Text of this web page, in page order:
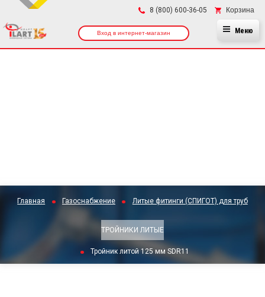
8 (800) 600-36-05 Корзина
Вход в интернет-магазин Меню
Главная Газоснабжение Литые фитинги (СПИГОТ) для труб
ТРОЙНИКИ ЛИТЫЕ
Тройник литой 125 мм SDR11
×